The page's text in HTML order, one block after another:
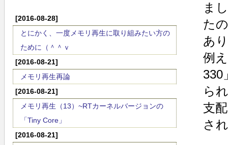
[2016-08-28]
とにかく、一度メモリ再生に取り組みたい方の
ために（＾＾ｖ
[2016-08-21]
メモリ再生再論
[2016-08-21]
メモリ再生（13）~RTカーネルバージョンの
「Tiny Core」
[2016-08-21]
ま
た
あ
例
330
ら
支
さ